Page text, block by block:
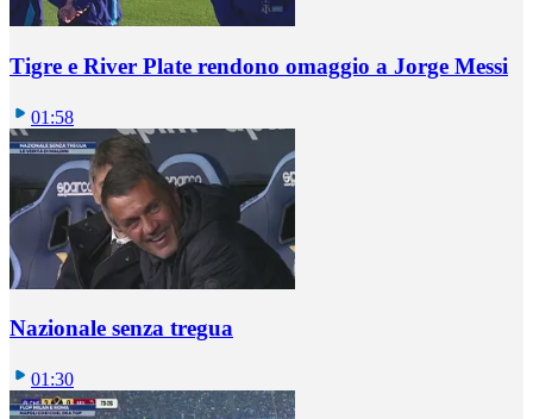
Tigre e River Plate rendono omaggio a Jorge Messi
01:58
Nazionale senza tregua
01:30